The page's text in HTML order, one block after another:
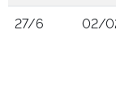
27/6
02/